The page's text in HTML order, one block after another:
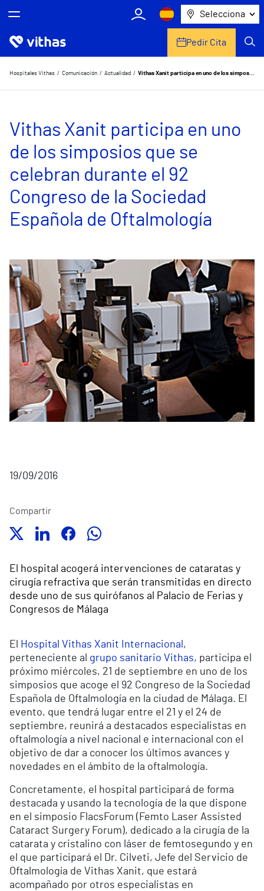
Selecciona
Nosotros
Servicios de salud
Equipo médico y asistencial
Comunicación
Pedir Cita
Hospitales Vithas Comunicación Actualidad Vithas Xanit participa en uno de los simposios que se celebran durante el 92 Congreso de la Sociedad Española de Oftalmología
Vithas Xanit participa en uno
de los simposios que se
celebran durante el 92
Congreso de la Sociedad
Española de Oftalmología
19/09/2016
Compartir
El hospital acogerá intervenciones de cataratas y
cirugía refractiva que serán transmitidas en directo
desde uno de sus quirófanos al Palacio de Ferias y
Congresos de Málaga
El Hospital Vithas Xanit Internacional ,
perteneciente al grupo sanitario Vithas, participa el
próximo miércoles, 21 de septiembre en uno de los
simposios que acoge el 92 Congreso de la Sociedad
Española de Oftalmología en la ciudad de Málaga. El
evento, que tendrá lugar entre el 21 y el 24 de
septiembre, reunirá a destacados especialistas en
oftalmología a nivel nacional e internacional con el
objetivo de dar a conocer los últimos avances y
novedades en el ámbito de la oftalmología.
Concretamente, el hospital participará de forma
destacada y usando la tecnología de la que dispone
en el simposio FlacsForum (Femto Laser Assisted
Cataract Surgery Forum), dedicado a la cirugía de la
catarata y cristalino con láser de femtosegundo y en
el que participará el Dr. Cilveti, Jefe del Servicio de
Oftalmología de Vithas Xanit, que estará
acompañado por otros especialistas en